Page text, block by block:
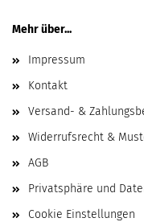
Mehr über...
Impressum
Kontakt
Versand- &
Widerrufsrecht &
AGB
Privatsphäre und
Cookie Einstellungen